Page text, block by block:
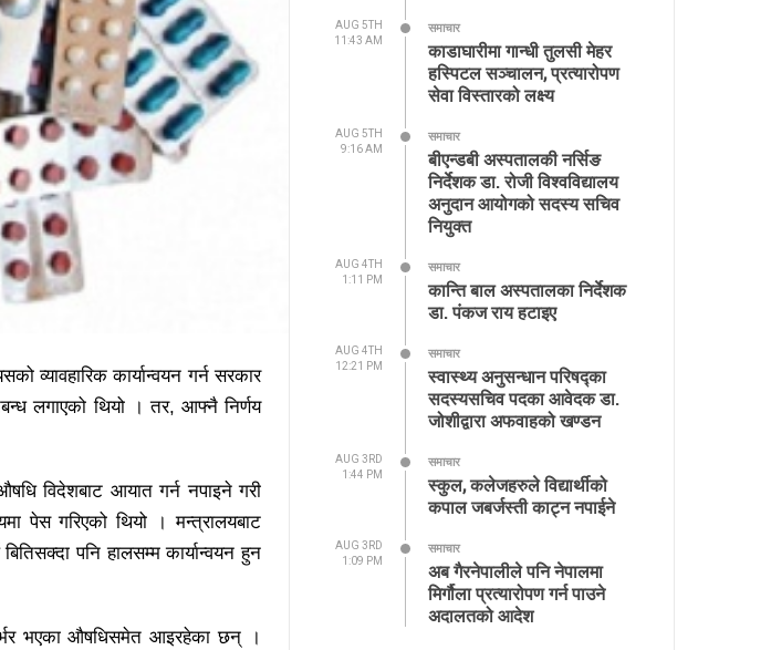
व्यावहारिक कार्यान्वयन गर्न सरकार
लगाएको थियो । तर, आफ्नै निर्णय
विदेशबाट आयात गर्न नपाइने गरी
पेस गरिएको थियो । मन्त्रालयबाट
पनि हालसम्म कार्यान्वयन हुन
भएका औषधिसमेत आइरहेका छन् ।
AUG 5TH
11:43 AM
समाचार
काडाघारीमा गान्धी तुलसी मेहर
हस्पिटल सञ्चालन, प्रत्यारोपण
सेवा विस्तारको लक्ष्य
AUG 5TH
9:16 AM
समाचार
बीएन्डबी अस्पतालकी नर्सिङ
निर्देशक डा. रोजी विश्वविद्यालय
अनुदान आयोगको सदस्य सचिव
नियुक्त
AUG 4TH
1:11 PM
समाचार
कान्ति बाल अस्पतालका निर्देशक
डा. पंकज राय हटाइए
AUG 4TH
12:21 PM
समाचार
स्वास्थ्य अनुसन्धान परिषद्का
सदस्यसचिव पदका आवेदक डा.
जोशीद्वारा अफवाहको खण्डन
AUG 3RD
1:44 PM
समाचार
स्कुल, कलेजहरुले विद्यार्थीको
कपाल जबर्जस्ती काट्न नपाईने
AUG 3RD
1:09 PM
समाचार
अब गैरनेपालीले पनि नेपालमा
मिर्गौला प्रत्यारोपण गर्न पाउने
अदालतको आदेश